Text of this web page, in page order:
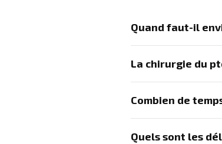
Quand faut-il
La chirurgie du
Combien de
Quels sont les